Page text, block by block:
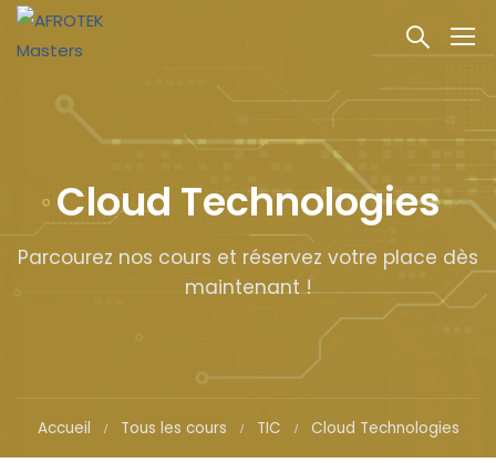
Cloud Technologies
Parcourez nos cours et réservez votre place dès
maintenant !
Accueil Tous les cours TIC Cloud Technologies